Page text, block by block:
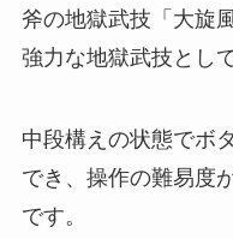
斧の地獄武技「大旋
強力な地獄武技とし
中段構えの状態でボ
でき、操作の難易度
です。